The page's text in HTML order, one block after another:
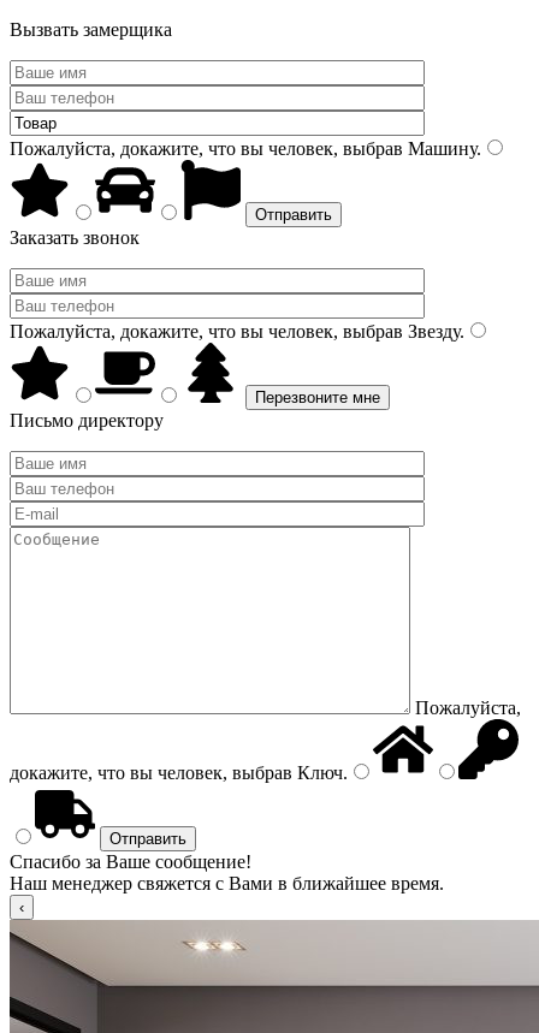
Вызвать замерщика
Пожалуйста, докажите, что вы человек, выбрав Машину.
Заказать звонок
Пожалуйста, докажите, что вы человек, выбрав Звезду.
Письмо директору
Пожалуйста,
докажите, что вы человек, выбрав Ключ.
Спасибо за Ваше сообщение!
Наш менеджер свяжется с Вами в ближайшее время.